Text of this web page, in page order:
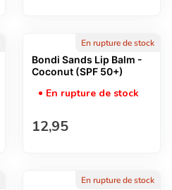
En rupture de stock
Bondi Sands Lip Balm -
Coconut (SPF 50+)
En rupture de stock
Prix normal
12,95
En rupture de stock